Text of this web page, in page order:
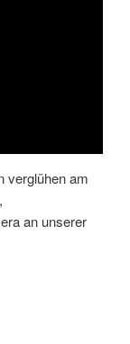
verglühen am
an unserer